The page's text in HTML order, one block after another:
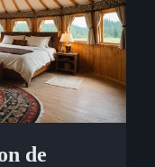
de